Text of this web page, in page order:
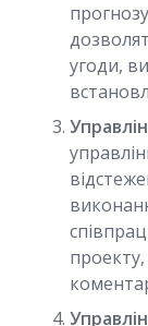
угоди,